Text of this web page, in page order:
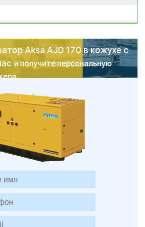
Aksa AJD 170 в кожухе с
и получите персональную